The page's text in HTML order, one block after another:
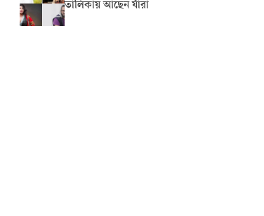
তালিকায় আছেন যাঁরা